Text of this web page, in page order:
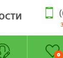
0